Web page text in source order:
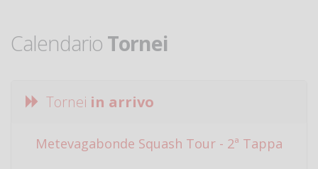
Calendario Tornei
Tornei in arrivo
Metevagabonde Squash Tour - 2ª Tappa